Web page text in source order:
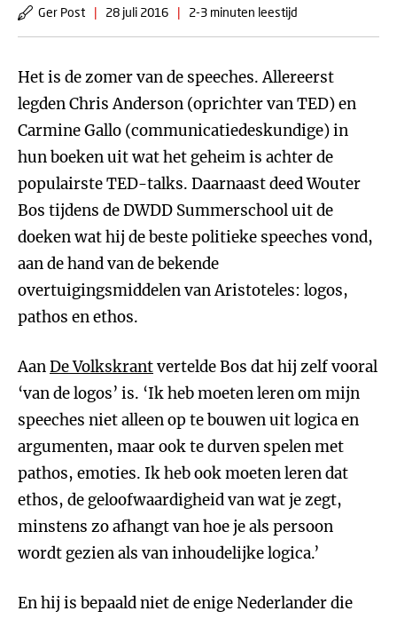
Ger Post | 28 juli 2016 | 2-3 minuten leestijd
Het is de zomer van de speeches. Allereerst
legden Chris Anderson (oprichter van TED) en
Carmine Gallo (communicatiedeskundige) in
hun boeken uit wat het geheim is achter de
populairste TED-talks. Daarnaast deed Wouter
Bos tijdens de DWDD Summerschool uit de
doeken wat hij de beste politieke speeches vond,
aan de hand van de bekende
overtuigingsmiddelen van Aristoteles: logos,
pathos en ethos.
AanDe Volkskrantvertelde Bos dat hij zelf vooral
‘van de logos’ is. ‘Ik heb moeten leren om mijn
speeches niet alleen op te bouwen uit logica en
argumenten, maar ook te durven spelen met
pathos, emoties. Ik heb ook moeten leren dat
ethos, de geloofwaardigheid van wat je zegt,
minstens zo afhangt van hoe je als persoon
wordt gezien als van inhoudelijke logica.’
En hij is bepaald niet de enige Nederlander die